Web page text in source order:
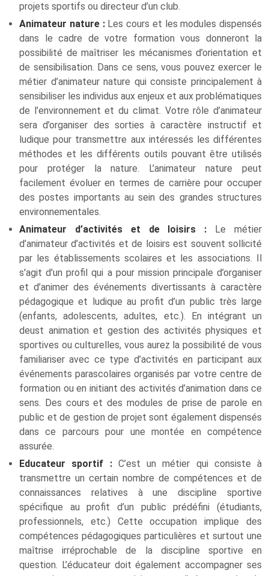
projets sportifs ou directeur d’un club.
Animateur nature : Les cours et les modules dispensés
dans le cadre de votre formation vous donneront la
possibilité de maîtriser les mécanismes d’orientation et
de sensibilisation. Dans ce sens, vous pouvez exercer le
métier d’animateur nature qui consiste principalement à
sensibiliser les individus aux enjeux et aux problématiques
de l’environnement et du climat. Votre rôle d’animateur
sera d’organiser des sorties à caractère instructif et
ludique pour transmettre aux intéressés les différentes
méthodes et les différents outils pouvant être utilisés
pour protéger la nature. L’animateur nature peut
facilement évoluer en termes de carrière pour occuper
des postes importants au sein des grandes structures
environnementales.
Animateur d’activités et de loisirs : Le métier
d’animateur d’activités et de loisirs est souvent sollicité
par les établissements scolaires et les associations. Il
s'agit d’un profil qui a pour mission principale d’organiser
et d’animer des événements divertissants à caractère
pédagogique et ludique au profit d’un public très large
(enfants, adolescents, adultes, etc.). En intégrant un
deust animation et gestion des activités physiques et
sportives ou culturelles, vous aurez la possibilité de vous
familiariser avec ce type d’activités en participant aux
événements parascolaires organisés par votre centre de
formation ou en initiant des activités d’animation dans ce
sens. Des cours et des modules de prise de parole en
public et de gestion de projet sont également dispensés
dans ce parcours pour une montée en compétence
assurée.
Educateur sportif : C’est un métier qui consiste à
transmettre un certain nombre de compétences et de
connaissances relatives à une discipline sportive
spécifique au profit d’un public prédéfini (étudiants,
professionnels, etc.) Cette occupation implique des
compétences pédagogiques particulières et surtout une
maîtrise irréprochable de la discipline sportive en
question. L’éducateur doit également accompagner ses